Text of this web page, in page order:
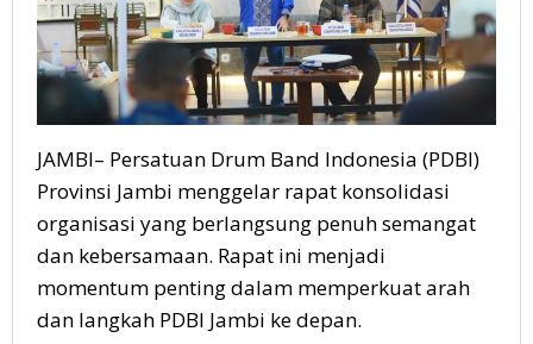
JAMBI– Persatuan Drum Band Indonesia (PDBI)
Provinsi Jambi menggelar rapat konsolidasi
organisasi yang berlangsung penuh semangat
dan kebersamaan. Rapat ini menjadi
momentum penting dalam memperkuat arah
dan langkah PDBI Jambi ke depan.